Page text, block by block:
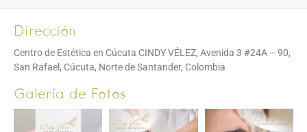
Dirección
Centro de Estética en Cúcuta CINDY VÉLEZ, Avenida 3 #24A – 90,
San Rafael, Cúcuta, Norte de Santander, Colombia
Galería de Fotos